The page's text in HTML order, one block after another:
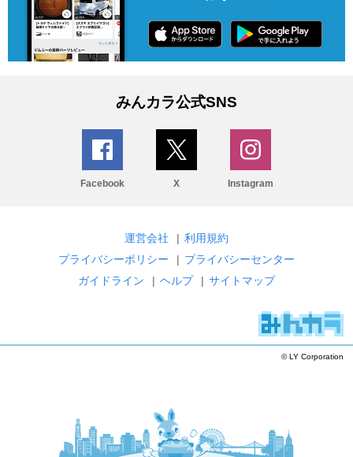
みんカラ公式SNS
Facebook X Instagram
運営会社 | 利用規約
プライバシーポリシー
| プライバシーセンター
ガイドライン
| ヘルプ | サイトマップ
© LY Corporation